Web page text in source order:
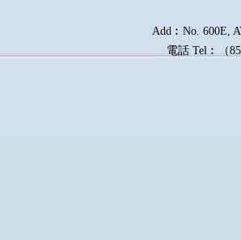
Add︰No. 600E,
電話 Tel︰（